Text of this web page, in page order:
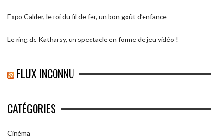
Expo Calder, le roi du fil de fer, un bon goût d’enfance
Le ring de Katharsy, un spectacle en forme de jeu vidéo !
FLUX INCONNU
CATÉGORIES
Cinéma